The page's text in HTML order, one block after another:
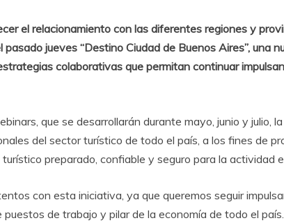
el relacionamiento con las diferentes regiones y
jueves “Destino Ciudad de Buenos Aires”, una
colaborativas que permitan continuar
que se desarrollarán durante mayo, junio y julio,
del sector turístico de todo el país, a los fines de
preparado, confiable y seguro para la actividad
con esta iniciativa, ya que queremos seguir
puestos de trabajo y pilar de la economía de todo el